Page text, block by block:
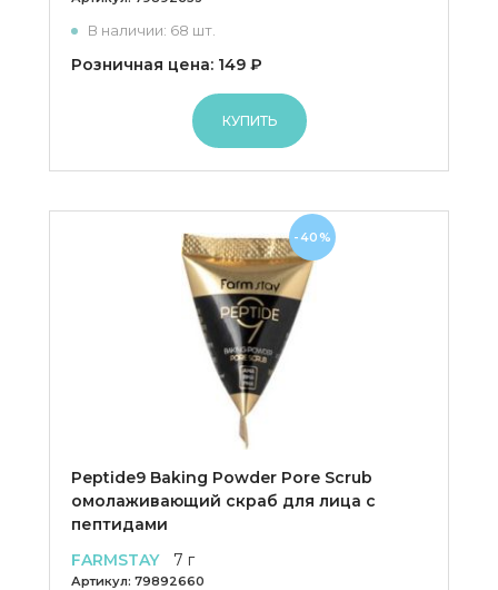
В наличии: 68 шт.
Розничная цена: 149 ₽
КУПИТЬ
Peptide9 Baking Powder Pore Scrub
омолаживающий скраб для лица с
пептидами
FARMSTAY
7 г
Артикул: 79892660
-40%